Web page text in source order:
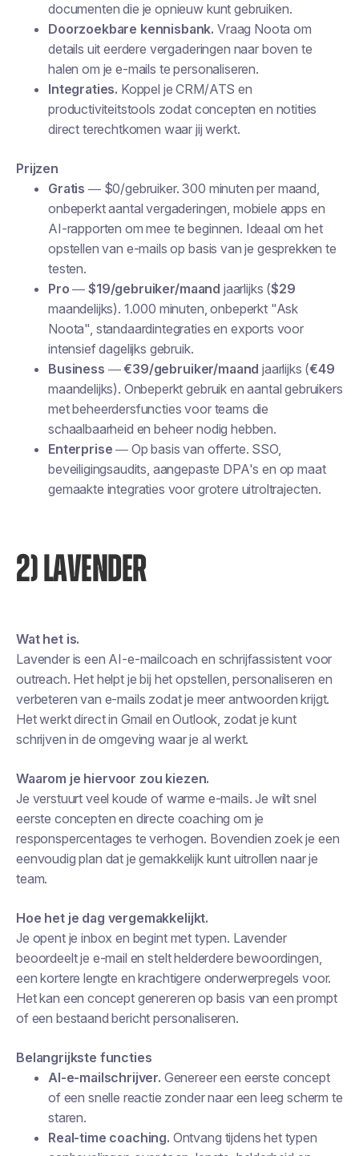
documenten die je opnieuw kunt gebruiken.
Doorzoekbare kennisbank. Vraag Noota om
details uit eerdere vergaderingen naar boven te
halen om je e-mails te personaliseren.
Integraties. Koppel je CRM/ATS en
productiviteitstools zodat concepten en notities
direct terechtkomen waar jij werkt.
Prijzen
Gratis — $0/gebruiker. 300 minuten per maand,
onbeperkt aantal vergaderingen, mobiele apps en
AI-rapporten om mee te beginnen. Ideaal om het
opstellen van e-mails op basis van je gesprekken te
testen.
Pro —$19/gebruiker/maand jaarlijks ($29
maandelijks). 1.000 minuten, onbeperkt "Ask
Noota", standaardintegraties en exports voor
intensief dagelijks gebruik.
Business —€39/gebruiker/maand jaarlijks (€49
maandelijks). Onbeperkt gebruik en aantal gebruikers
met beheerdersfuncties voor teams die
schaalbaarheid en beheer nodig hebben.
Enterprise — Op basis van offerte. SSO,
beveiligingsaudits, aangepaste DPA's en op maat
gemaakte integraties voor grotere uitroltrajecten.
2) LAVENDER
Wat het is.
Lavender is een AI-e-mailcoach en schrijfassistent voor
outreach. Het helpt je bij het opstellen, personaliseren en
verbeteren van e-mails zodat je meer antwoorden krijgt.
Het werkt direct in Gmail en Outlook, zodat je kunt
schrijven in de omgeving waar je al werkt.
Waarom je hiervoor zou kiezen.
Je verstuurt veel koude of warme e-mails. Je wilt snel
eerste concepten en directe coaching om je
responspercentages te verhogen. Bovendien zoek je een
eenvoudig plan dat je gemakkelijk kunt uitrollen naar je
team.
Hoe het je dag vergemakkelijkt.
Je opent je inbox en begint met typen. Lavender
beoordeelt je e-mail en stelt helderdere bewoordingen,
een kortere lengte en krachtigere onderwerpregels voor.
Het kan een concept genereren op basis van een prompt
of een bestaand bericht personaliseren.
Belangrijkste functies
AI-e-mailschrijver. Genereer een eerste concept
of een snelle reactie zonder naar een leeg scherm te
staren.
Real-time coaching. Ontvang tijdens het typen